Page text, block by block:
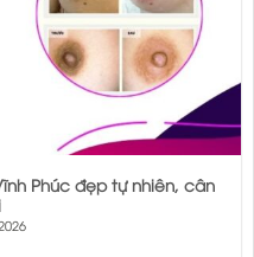
Phúc đẹp tự nhiên, cân